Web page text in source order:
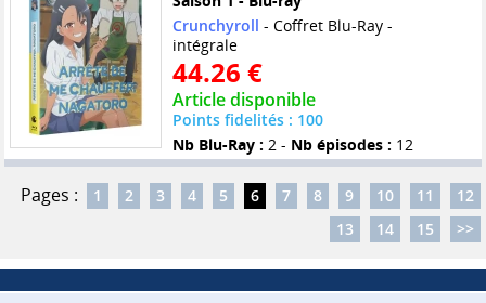
Crunchyroll - Coffret Blu-Ray -
intégrale
44.26 €
Article disponible
Points fidelités : 100
Nb Blu-Ray : 2 - Nb épisodes : 12
Pages : 1 2 3 4 5 6 7 8 9 10 11
12
13
14 15 >>